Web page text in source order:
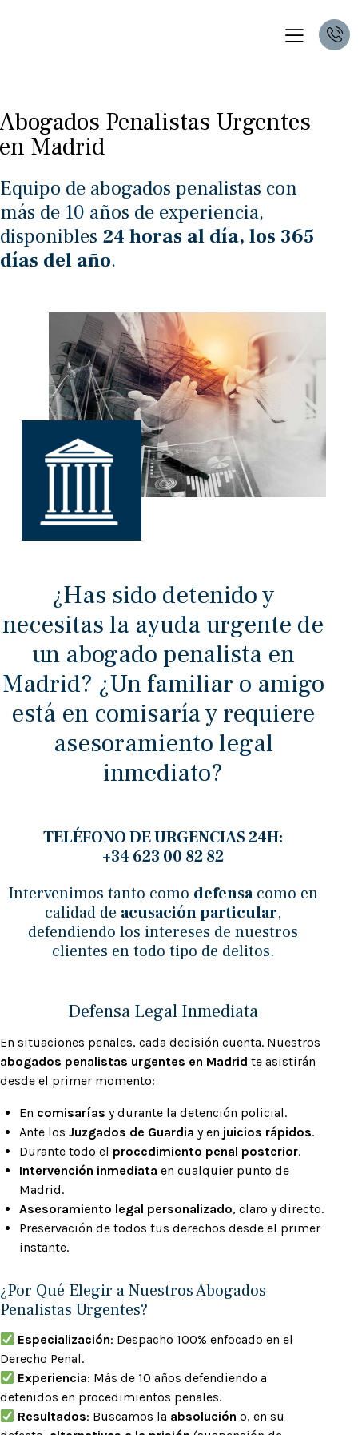
Abogados Penalistas Urgentes
en Madrid
Equipo de abogados penalistas con
más de 10 años de experiencia,
disponibles 24 horas al día, los 365
días del año.
¿Has sido detenido y
necesitas la ayuda urgente de
un abogado penalista en
Madrid? ¿Un familiar o amigo
está en comisaría y requiere
asesoramiento legal
inmediato?
TELÉFONO DE URGENCIAS24H:
+34 623 00 82 82
Intervenimos tanto como defensacomo en
calidad de acusación particular,
defendiendo los intereses de nuestros
clientes en todo tipo de delitos.
Defensa Legal Inmediata
En situaciones penales, cada decisión cuenta. Nuestros
abogados penalistas urgentes en Madrid te asistirán
desde el primer momento:
En comisarías y durante la detención policial.
Ante los Juzgados de Guardia y en juicios rápidos.
Durante todo el procedimiento penal posterior.
Intervención inmediata en cualquier punto de
Madrid.
Asesoramiento legal personalizado, claro y directo.
Preservación de todos tus derechos desde el primer
instante.
¿Por Qué Elegir a Nuestros Abogados
Penalistas Urgentes?
Especialización: Despacho 100% enfocado en el
Derecho Penal.
Experiencia: Más de 10 años defendiendo a
detenidos en procedimientos penales.
Resultados: Buscamos la absolución o, en su